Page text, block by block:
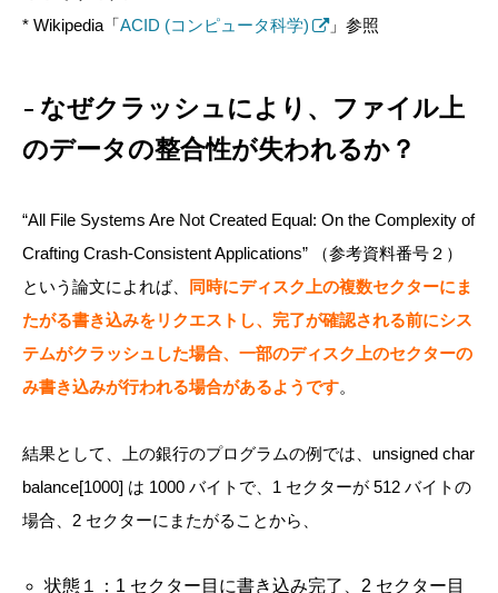
* Wikipedia「ACID (コンピュータ科学) 」参照
なぜクラッシュにより、ファイル上
のデータの整合性が失われるか？
“All File Systems Are Not Created Equal: On the Complexity of
Crafting Crash-Consistent Applications” （参考資料番号２）
という論文によれば、
同時にディスク上の複数セクターにま
たがる書き込みをリクエストし、完了が確認される前にシス
テムがクラッシュした場合、一部のディスク上のセクターの
み書き込みが行われる場合があるようです。
結果として、上の銀行のプログラムの例では、unsigned char
balance[1000] は 1000 バイトで、1 セクターが 512 バイトの
場合、2 セクターにまたがることから、
状態１：1 セクター目に書き込み完了、2 セクター目